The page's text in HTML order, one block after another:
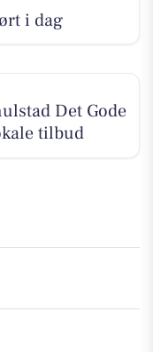
i dag
Det Gode
tilbud